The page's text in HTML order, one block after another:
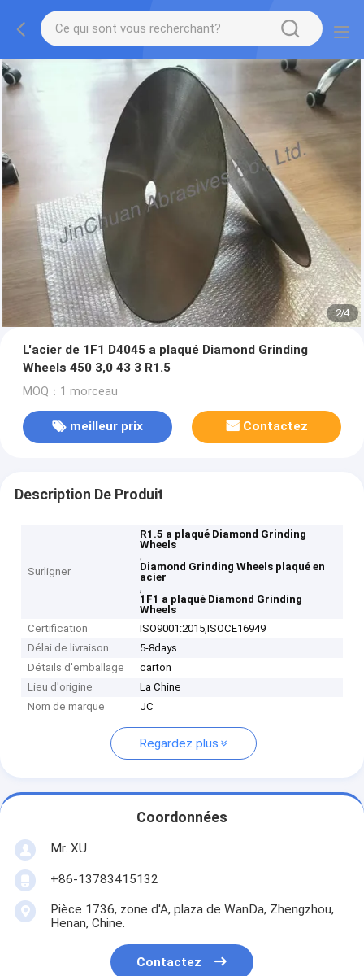
2/4
L'acier de 1F1 D4045 a plaqué Diamond Grinding
Wheels 450 3,0 43 3 R1.5
MOQ：1 morceau
meilleur prix Contactez
Description De Produit
Surligner
R1.5 a plaqué Diamond Grinding
Wheels
,
Diamond Grinding Wheels plaqué en
acier
,
1F1 a plaqué Diamond Grinding
Wheels
Certification
ISO9001:2015,ISOCE16949
Délai de livraison
5-8days
Détails d'emballage
carton
Lieu d'origine
La Chine
Nom de marque
JC
Regardez plus
Coordonnées
Mr. XU
+86-13783415132
Pièce 1736, zone d'A, plaza de WanDa, Zhengzhou,
Henan, Chine.
Contactez